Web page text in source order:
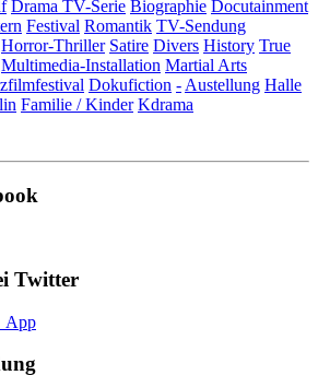
Drama TV-Serie Biographie Docutainment
Festival Romantik TV-Sendung
Horror-Thriller Satire Divers History True
Multimedia-Installation Martial Arts
Dokufiction - Austellung Halle
Familie / Kinder Kdrama
Twitter